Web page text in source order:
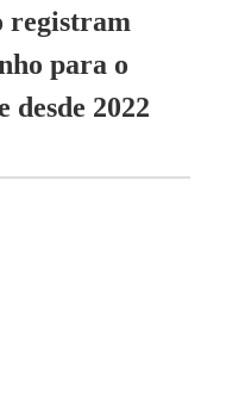
registram
para o
2022